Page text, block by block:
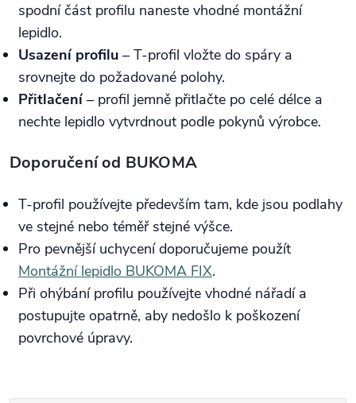
spodní část profilu naneste vhodné montážní
lepidlo.
Usazení profilu – T-profil vložte do spáry a
srovnejte do požadované polohy.
Přitlačení– profil jemně přitlačte po celé délce a
nechte lepidlo vytvrdnout podle pokynů výrobce.
Doporučení od BUKOMA
T-profil používejte především tam, kde jsou podlahy
ve stejné nebo téměř stejné výšce.
Pro pevnější uchycení doporučujeme použít
Montážní lepidlo BUKOMA FIX.
Při ohýbání profilu používejte vhodné nářadí a
postupujte opatrně, aby nedošlo k poškození
povrchové úpravy.